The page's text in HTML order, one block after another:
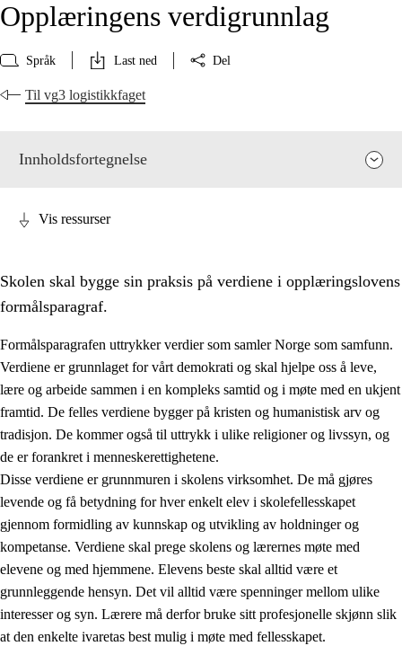
Opplæringens verdigrunnlag
Språk Last ned Del
Til vg3 logistikkfaget
Innholdsfortegnelse
1. Opplæringens verdigrunnlag
1.1 Menneskeverdet
1.2 Identitet og kulturelt mangfold
1.3 Kritisk tenkning og etisk bevissthet
1.4 Skaperglede, engasjement og utforskertrang
1.5 Respekt for naturen og miljøbevissthet
1.6 Demokrati og medvirkning
Vis ressurser
Skolen skal bygge sin praksis på verdiene i opplæringslovens
formålsparagraf.
Formålsparagrafen uttrykker verdier som samler Norge som samfunn.
Verdiene er grunnlaget for vårt demokrati og skal hjelpe oss å leve,
lære og arbeide sammen i en kompleks samtid og i møte med en ukjent
framtid. De felles verdiene bygger på kristen og humanistisk arv og
tradisjon. De kommer også til uttrykk i ulike religioner og livssyn, og
de er forankret i menneskerettighetene.
Disse verdiene er grunnmuren i skolens virksomhet. De må gjøres
levende og få betydning for hver enkelt elev i skolefellesskapet
gjennom formidling av kunnskap og utvikling av holdninger og
kompetanse. Verdiene skal prege skolens og lærernes møte med
elevene og med hjemmene. Elevens beste skal alltid være et
grunnleggende hensyn. Det vil alltid være spenninger mellom ulike
interesser og syn. Lærere må derfor bruke sitt profesjonelle skjønn slik
at den enkelte ivaretas best mulig i møte med fellesskapet.